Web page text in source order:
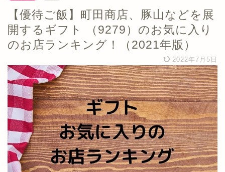
【優待ご飯】町田商店、豚山などを展
開するギフト （9279）のお気に入り
のお店ランキング！（2021年版）
2022年7月5日